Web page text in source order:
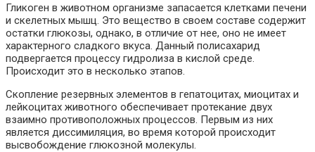
Гликоген в животном организме запасается клетками печени
и скелетных мышц. Это вещество в своем составе содержит
остатки глюкозы, однако, в отличие от нее, оно не имеет
характерного сладкого вкуса. Данный полисахарид
подвергается процессу гидролиза в кислой среде.
Происходит это в несколько этапов.
Скопление резервных элементов в гепатоцитах, миоцитах и
лейкоцитах животного обеспечивает протекание двух
взаимно противоположных процессов. Первым из них
является диссимиляция, во время которой происходит
высвобождение глюкозной молекулы.